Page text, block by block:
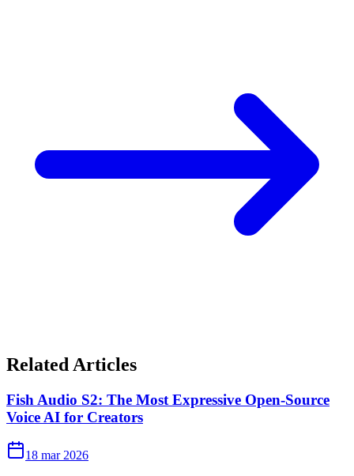
Related Articles
Fish Audio S2: The Most Expressive Open-Source
Voice AI for Creators
18 mar 2026